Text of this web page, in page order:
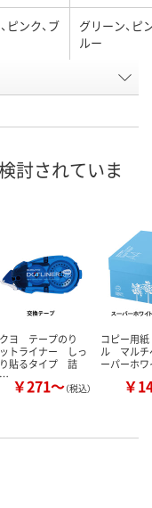
ピンク、ブ
グリーン、ピ
ルー
1234130
）
カ
討されていま
ヨ テープのり
トライナー しっ
貼るタイプ 詰
￥271～（税込）
コピー用
ル マルチ
ーパーホワ
￥